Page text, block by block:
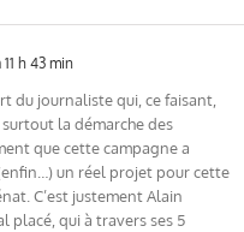
h 43 min
du journaliste qui, ce faisant,
la démarche des
que cette campagne a
un réel projet pour cette
C’est justement Alain
placé, qui à travers ses 5